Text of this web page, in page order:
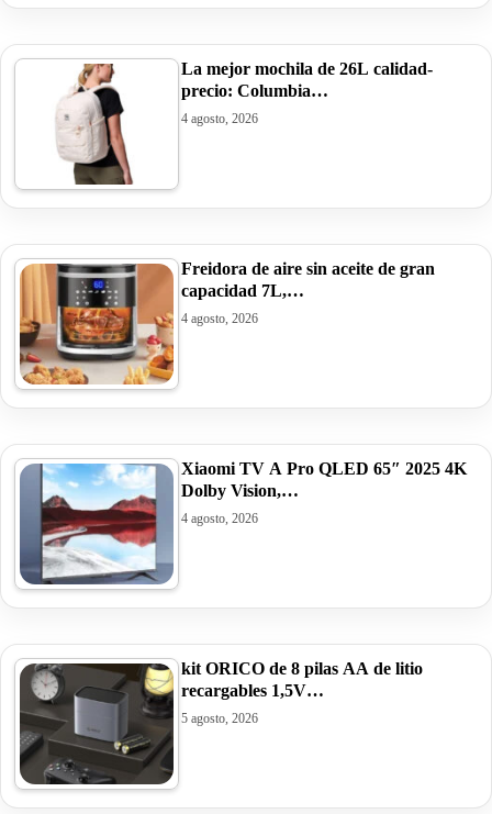
La mejor mochila de 26L calidad-
precio: Columbia…
4 agosto, 2026
Freidora de aire sin aceite de gran
capacidad 7L,…
4 agosto, 2026
Xiaomi TV A Pro QLED 65″ 2025 4K
Dolby Vision,…
4 agosto, 2026
kit ORICO de 8 pilas AA de litio
recargables 1,5V…
5 agosto, 2026